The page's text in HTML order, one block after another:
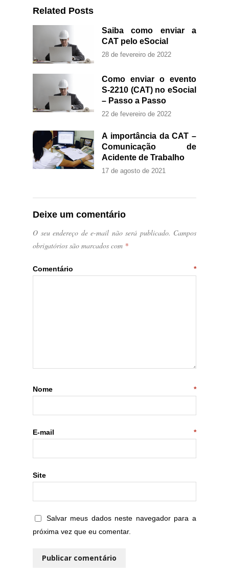
Related Posts
Saiba como enviar a
CAT pelo eSocial
28 de fevereiro de 2022
Como enviar o evento
S-2210 (CAT) no eSocial
– Passo a Passo
22 de fevereiro de 2022
A importância da CAT –
Comunicação de
Acidente de Trabalho
17 de agosto de 2021
Deixe um comentário
O seu endereço de e-mail não será publicado. Campos
obrigatórios são marcados com *
Comentário *
Nome *
E-mail *
Site
Salvar meus dados neste navegador para a
próxima vez que eu comentar.